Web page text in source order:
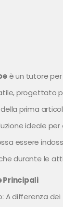
è un tutore
progettato
prima
ideale per
essere
durante le
Principali
A differenza dei